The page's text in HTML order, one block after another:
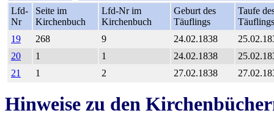
Lfd-
Nr
Seite im
Kirchenbuch
Lfd-Nr im
Kirchenbuch
Geburt des
Täuflings
Taufe
Täuflings
19
268 9 24.02.1838
20
1 1 24.02.1838
21
1 2 27.02.1838
Hinweise zu den